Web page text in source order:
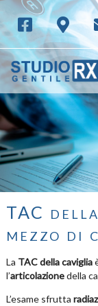
TAC
mezzo di
La TAC della caviglia
l’articolazionedella
L’esame sfrutta